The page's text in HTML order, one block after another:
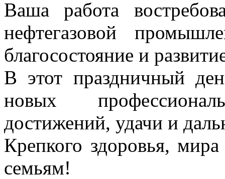
Ваша работа
нефтегазовой
благосостояние и
В этот праздничный
новых
достижений, удачи и
Крепкого здоровья,
семьям!